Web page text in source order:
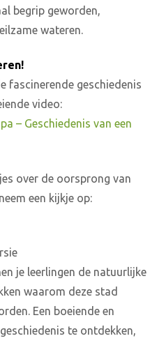
begrip geworden,
wateren.
fascinerende geschiedenis
video:
– Geschiedenis van een
over de oorsprong van
een kijkje op:
je leerlingen de natuurlijke
waarom deze stad
Een boeiende en
te ontdekken,